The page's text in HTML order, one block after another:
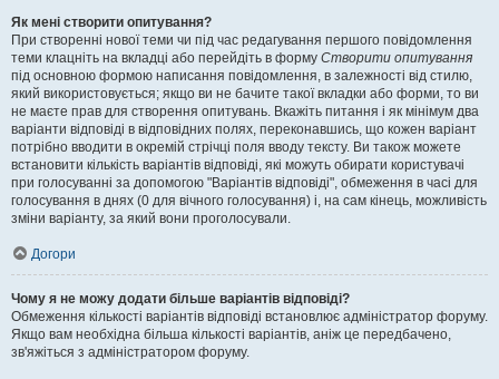
Як мені створити опитування?
При створенні нової теми чи під час редагування першого повідомлення
теми клацніть на вкладці або перейдіть в форму Створити опитування
під основною формою написання повідомлення, в залежності від стилю,
який використовується; якщо ви не бачите такої вкладки або форми, то ви
не маєте прав для створення опитувань. Вкажіть питання і як мінімум два
варіанти відповіді в відповідних полях, переконавшись, що кожен варіант
потрібно вводити в окремій стрічці поля вводу тексту. Ви також можете
встановити кількість варіантів відповіді, які можуть обирати користувачі
при голосуванні за допомогою "Варіантів відповіді", обмеження в часі для
голосування в днях (0 для вічного голосування) і, на сам кінець, можливість
зміни варіанту, за який вони проголосували.
Догори
Чому я не можу додати більше варіантів відповіді?
Обмеження кількості варіантів відповіді встановлює адміністратор форуму.
Якщо вам необхідна більша кількості варіантів, аніж це передбачено,
зв'яжіться з адміністратором форуму.